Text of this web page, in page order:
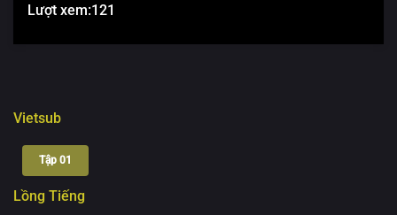
Lượt xem:121
Vietsub
Tập 01
Lồng Tiếng